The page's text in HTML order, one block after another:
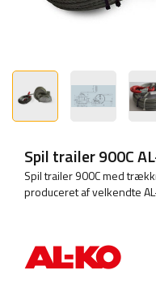
Spil trailer 900C
Spil trailer 900C med
produceret af velkendte